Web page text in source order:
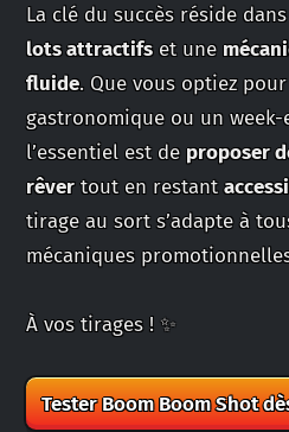
La clé du succès réside
lots attractifset une
fluide. Que vous optiez
gastronomique ou un
l’essentiel est deproposer
rêvertout en restant
tirage au sort s’adapte à
mécaniques
À vos tirages ! ✨
Tester Boom Boom Shot